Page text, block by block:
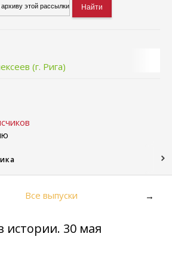
(г. Рига)
Все выпуски →
истории. 30 мая